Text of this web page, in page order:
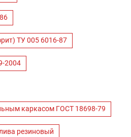
ТУ 005 6016-87
2004
каркасом ГОСТ 18698-79
резиновый